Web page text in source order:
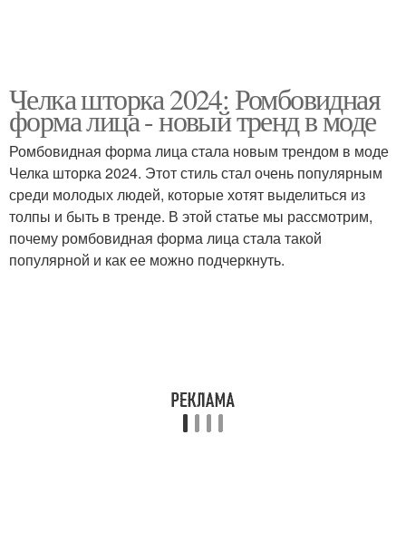
Челка шторка 2024: Ромбовидная
форма лица - новый тренд в моде
Ромбовидная форма лица стала новым трендом в моде
Челка шторка 2024. Этот стиль стал очень популярным
среди молодых людей, которые хотят выделиться из
толпы и быть в тренде. В этой статье мы рассмотрим,
почему ромбовидная форма лица стала такой
популярной и как ее можно подчеркнуть.